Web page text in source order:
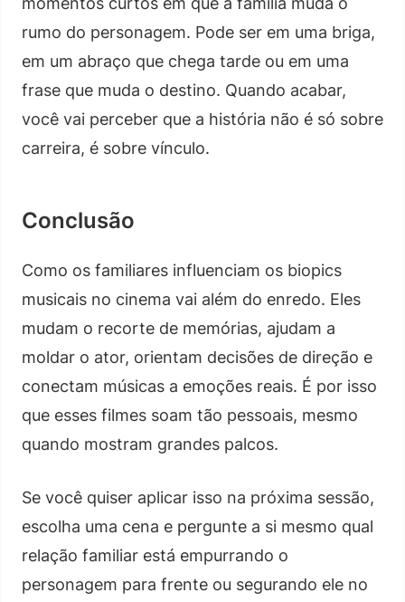
rumo do personagem. Pode ser em uma briga,
em um abraço que chega tarde ou em uma
frase que muda o destino. Quando acabar,
você vai perceber que a história não é só sobre
carreira, é sobre vínculo.
Conclusão
Como os familiares influenciam os biopics
musicais no cinema vai além do enredo. Eles
mudam o recorte de memórias, ajudam a
moldar o ator, orientam decisões de direção e
conectam músicas a emoções reais. É por isso
que esses filmes soam tão pessoais, mesmo
quando mostram grandes palcos.
Se você quiser aplicar isso na próxima sessão,
escolha uma cena e pergunte a si mesmo qual
relação familiar está empurrando o
personagem para frente ou segurando ele no